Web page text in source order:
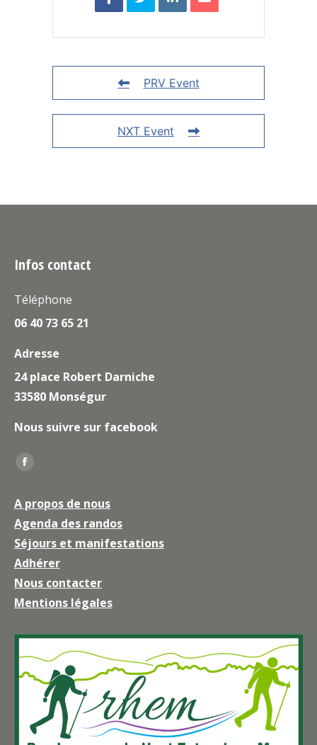
PRV Event
NXT Event
Infos contact
Téléphone
06 40 73 65 21
Adresse
24 place Robert Darniche
33580 Monségur
Nous suivre sur facebook
Trouvez nous sur :
La
Facebook
s'ouvre
dans
une
nouvelle
fenêtre
A propos de nous
Agenda des randos
Séjours et manifestations
Adhérer
Nous contacter
Mentions légales